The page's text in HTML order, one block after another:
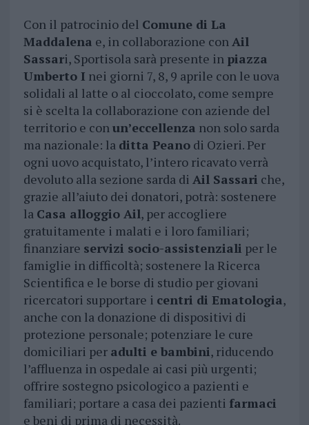
Con il patrocinio del Comune di La
Maddalena e, in collaborazione conAil
Sassari, Sportisola sarà presente in piazza
Umberto I nei giorni 7, 8, 9 aprile con le uova
solidali al latte o al cioccolato, come sempre
si è scelta la collaborazione con aziende del
territorio e conun’eccellenza non solo sarda
ma nazionale: la ditta Peanodi Ozieri. Per
ogni uovo acquistato, l’intero ricavato verrà
devoluto alla sezione sarda di Ail Sassari che,
grazie all’aiuto dei donatori, potrà: sostenere
la Casa alloggio Ail, per accogliere
gratuitamente i malati e i loro familiari;
finanziare servizi socio-assistenziali per le
famiglie in difficoltà; sostenere la Ricerca
Scientifica e le borse di studio per giovani
ricercatori supportare i centri di Ematologia,
anche con la donazione di dispositivi di
protezione personale; potenziare le cure
domiciliari per adulti e bambini, riducendo
l’affluenza in ospedale ai casi più urgenti;
offrire sostegno psicologico a pazienti e
familiari; portare a casa dei pazienti farmaci
e beni di prima di necessità.